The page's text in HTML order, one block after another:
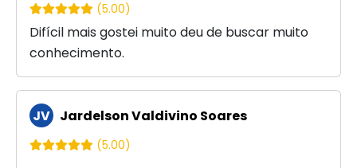
(5.00)
Difícil mais gostei muito deu de buscar muito
conhecimento.
JV Jardelson Valdivino Soares
(5.00)